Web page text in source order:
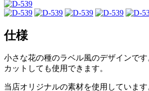
仕様
小さな花の種のラベル風のデザインです
カットしても使用できます。
当店オリジナルの素材を使用しています